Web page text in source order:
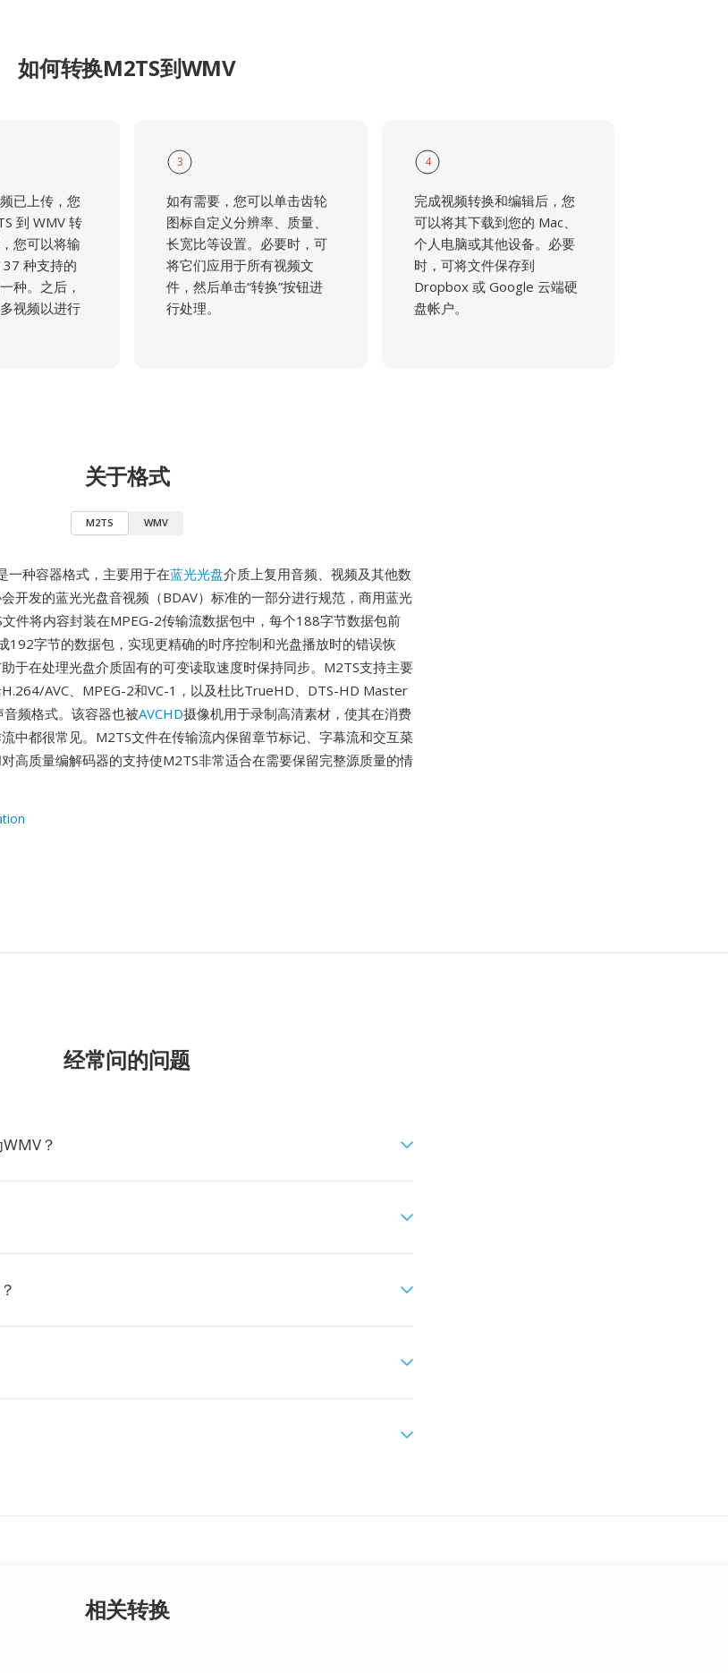
如何转换M2TS到WMV
已上传，您
到 WMV 转
您可以将输
种支持的
种。之后，
视频以进行
3
如有需要，您可以单击齿轮
图标自定义分辨率、质量、
长宽比等设置。必要时，可
将它们应用于所有视频文
件，然后单击“转换”按钮进
行处理。
4
完成视频转换和编辑后，您
可以将其下载到您的 Mac、
个人电脑或其他设备。必要
时，可将文件保存到
Dropbox 或 Google 云端硬
盘帐户。
关于格式
M2TS WMV
一种容器格式，主要用于在蓝光光盘介质上复用音频、视频及其他数
开发的蓝光光盘音视频（BDAV）标准的一部分进行规范，商用蓝光
件将内容封装在MPEG-2传输流数据包中，每个188字节数据包前
192字节的数据包，实现更精确的时序控制和光盘播放时的错误恢
于在处理光盘介质固有的可变读取速度时保持同步。M2TS支持主要
AVC、MPEG-2和VC-1，以及杜比TrueHD、DTS-HD Master
频格式。该容器也被AVCHD摄像机用于录制高清素材，使其在消费
中都很常见。M2TS文件在传输流内保留章节标记、字幕流和交互菜
高质量编解码器的支持使M2TS非常适合在需要保留完整源质量的情
经常问的问题
？
相关转换